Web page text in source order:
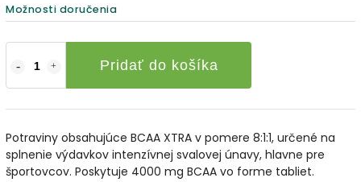
Možnosti doručenia
Pridať do košíka
Potraviny obsahujúce BCAA XTRA v pomere 8:1:1, určené na
splnenie výdavkov intenzívnej svalovej únavy, hlavne pre
športovcov. Poskytuje 4000 mg BCAA vo forme tabliet.